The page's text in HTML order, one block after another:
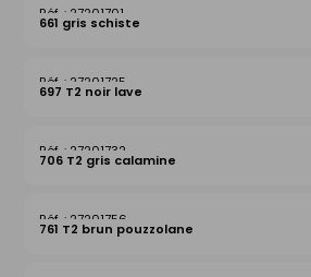
27201701
661 gris schiste
27201725
697 T2 noir lave
27201732
706 T2 gris calamine
27201756
761 T2 brun pouzzolane